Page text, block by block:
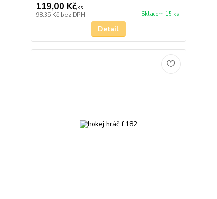
119,00 Kč/ks
98,35 Kč bez DPH Skladem 15 ks
Detail